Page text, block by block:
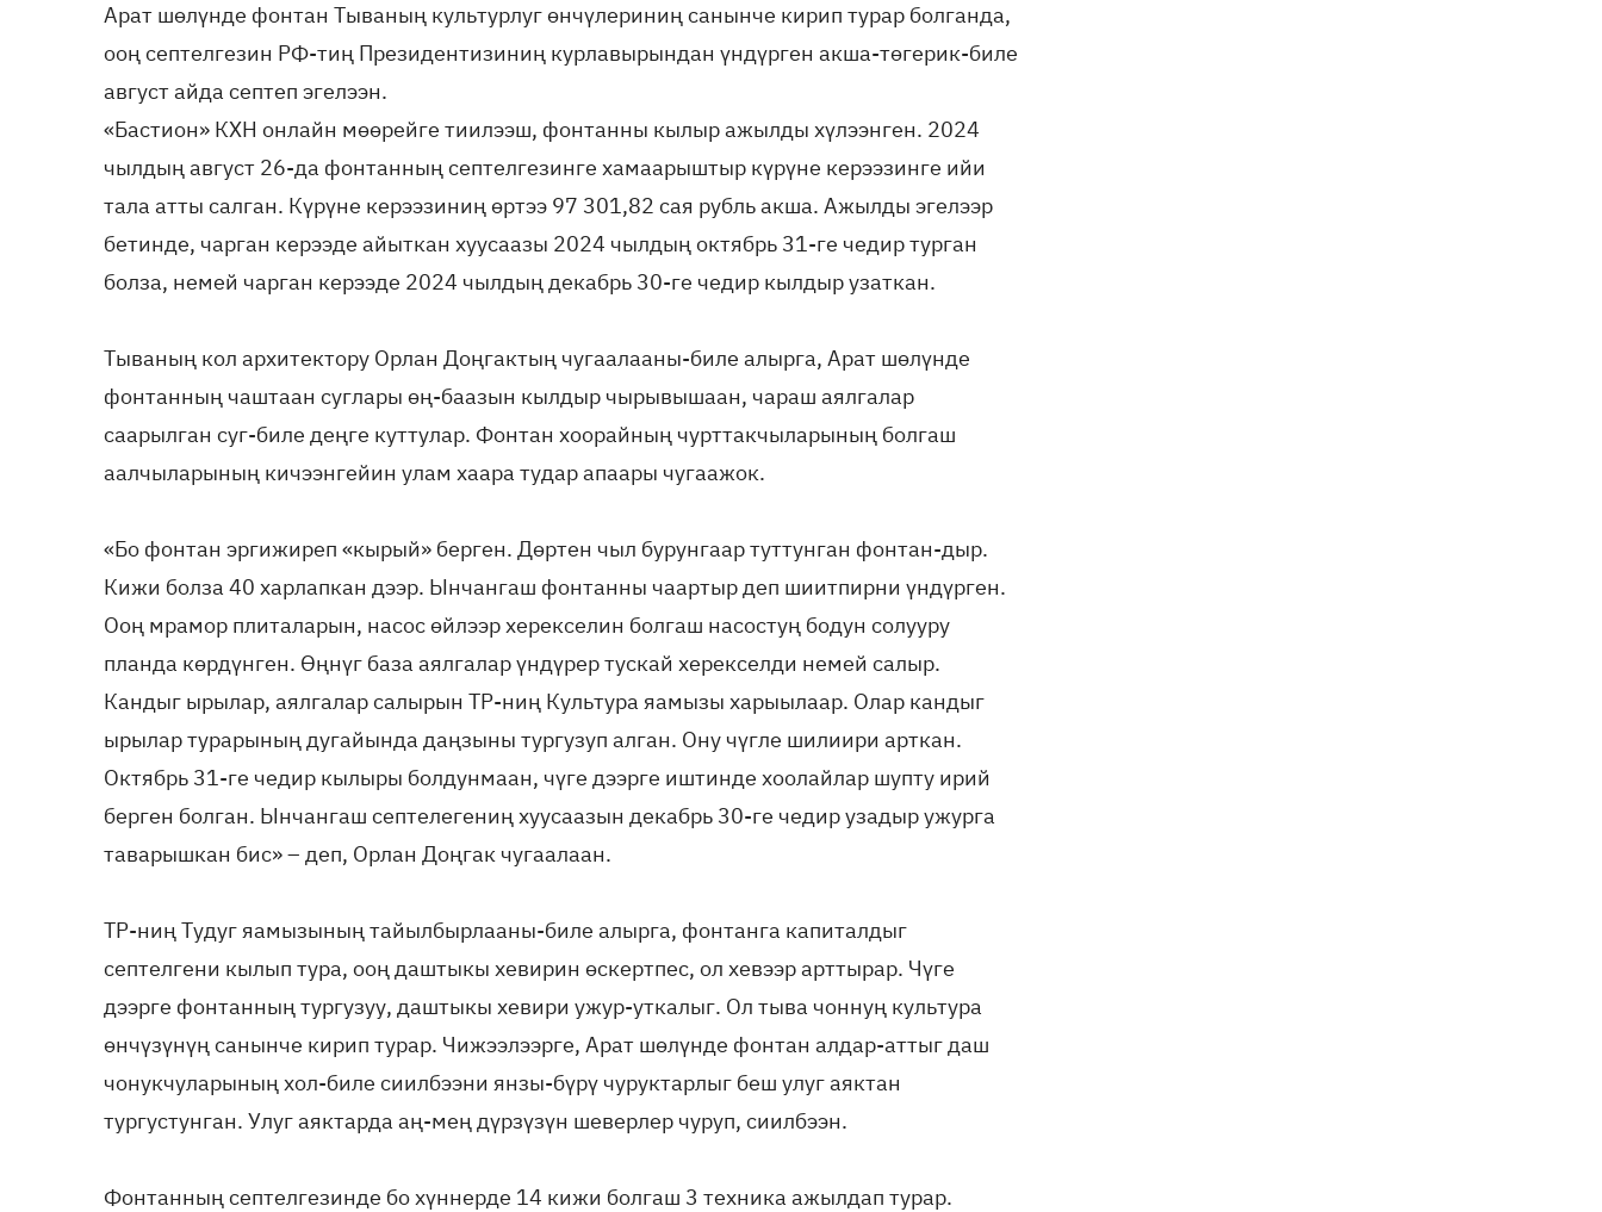
Арат шөлүнде фонтан Тываның культурлуг өнчүлериниң санынче кирип турар болганда,
ооң септелгезин РФ-тиң Президентизиниң курлавырындан үндүрген акша-төгерик-биле
август айда септеп эгелээн.
«Бастион» КХН онлайн мөөрейге тиилээш, фонтанны кылыр ажылды хүлээнген. 2024
чылдың август 26-да фонтанның септелгезинге хамаарыштыр күрүне керээзинге ийи
тала атты салган. Күрүне керээзиниң өртээ 97 301,82 сая рубль акша. Ажылды эгелээр
бетинде, чарган керээде айыткан хуусаазы 2024 чылдың октябрь 31-ге чедир турган
болза, немей чарган керээде 2024 чылдың декабрь 30-ге чедир кылдыр узаткан.
Тываның кол архитектору Орлан Доңгактың чугаалааны-биле алырга, Арат шөлүнде
фонтанның чаштаан суглары өң-баазын кылдыр чырывышаан, чараш аялгалар
саарылган суг-биле деңге куттулар. Фонтан хоорайның чурттакчыларының болгаш
аалчыларының кичээнгейин улам хаара тудар апаары чугаажок.
«Бо фонтан эргижиреп «кырый» берген. Дөртен чыл бурунгаар туттунган фонтан-дыр.
Кижи болза 40 харлапкан дээр. Ынчангаш фонтанны чаартыр деп шиитпирни үндүрген.
Ооң мрамор плиталарын, насос өйлээр херекселин болгаш насостуң бодун солууру
планда көрдүнген. Өңнүг база аялгалар үндүрер тускай херекселди немей салыр.
Кандыг ырылар, аялгалар салырын ТР-ниң Культура яамызы харыылаар. Олар кандыг
ырылар турарының дугайында даңзыны тургузуп алган. Ону чүгле шилиири арткан.
Октябрь 31-ге чедир кылыры болдунмаан, чүге дээрге иштинде хоолайлар шупту ирий
берген болган. Ынчангаш септелегениң хуусаазын декабрь 30-ге чедир узадыр ужурга
таварышкан бис» – деп, Орлан Доңгак чугаалаан.
ТР-ниң Тудуг яамызының тайылбырлааны-биле алырга, фонтанга капиталдыг
септелгени кылып тура, ооң даштыкы хевирин өскертпес, ол хевээр арттырар. Чүге
дээрге фонтанның тургузуу, даштыкы хевири ужур-уткалыг. Ол тыва чоннуң культура
өнчүзүнүң санынче кирип турар. Чижээлээрге, Арат шөлүнде фонтан алдар-аттыг даш
чонукчуларының хол-биле сиилбээни янзы-бүрү чуруктарлыг беш улуг аяктан
тургустунган. Улуг аяктарда аң-мең дүрзүзүн шеверлер чуруп, сиилбээн.
Фонтанның септелгезинде бо хүннерде 14 кижи болгаш 3 техника ажылдап турар.